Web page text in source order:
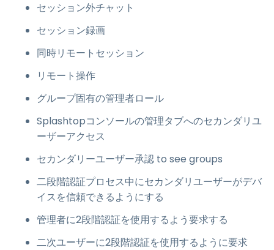
セッション外チャット
セッション録画
同時リモートセッション
リモート操作
グループ固有の管理者ロール
Splashtopコンソールの管理タブへのセカンダリユ
ーザーアクセス
セカンダリーユーザー承認 to see groups
二段階認証プロセス中にセカンダリユーザーがデバ
イスを信頼できるようにする
管理者に2段階認証を使用するよう要求する
二次ユーザーに2段階認証を使用するように要求